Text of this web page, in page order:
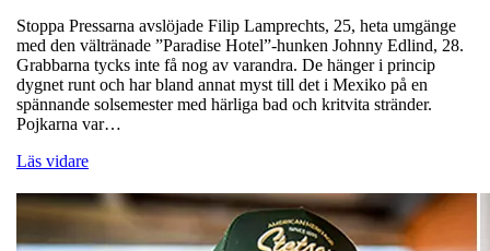
Stoppa Pressarna avslöjade Filip Lamprechts, 25, heta umgänge
med den vältränade ”Paradise Hotel”-hunken Johnny Edlind, 28.
Grabbarna tycks inte få nog av varandra. De hänger i princip
dygnet runt och har bland annat myst till det i Mexiko på en
spännande solsemester med härliga bad och kritvita stränder.
Pojkarna var…
Läs vidare